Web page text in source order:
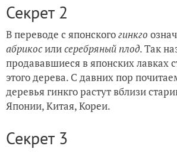
Секрет 2
В переводе с японскогогинкго
абрикосилисеребряный плод. Так
продававшиеся в японских лавках
этого дерева. С давних пор
деревья гинкго растут вблизи
Японии, Китая, Кореи.
Секрет 3